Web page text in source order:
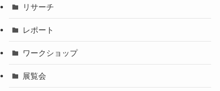
リサーチ
レポート
ワークショップ
展覧会